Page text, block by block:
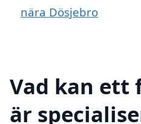
nära Dösjebro
Vad kan ett
är